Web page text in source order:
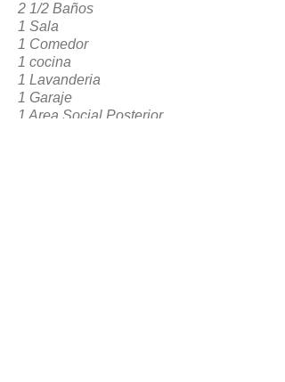
2 1/2 Baños
1 Sala
1 Comedor
1 cocina
1 Lavanderia
1 Garaje
1 Area Social Posterior